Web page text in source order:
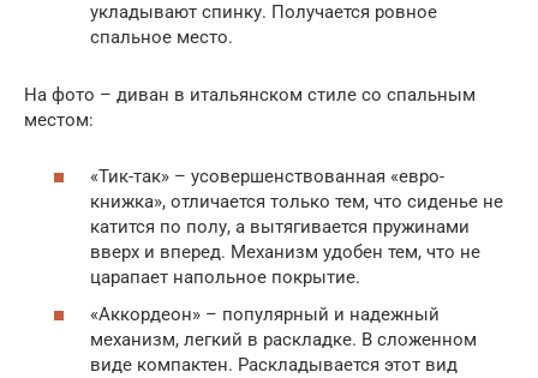
укладывают спинку. Получается ровное
спальное место.
На фото – диван в итальянском стиле со спальным
местом:
«Тик-так» – усовершенствованная «евро-
книжка», отличается только тем, что сиденье не
катится по полу, а вытягивается пружинами
вверх и вперед. Механизм удобен тем, что не
царапает напольное покрытие.
«Аккордеон» – популярный и надежный
механизм, легкий в раскладке. В сложенном
виде компактен. Раскладывается этот вид